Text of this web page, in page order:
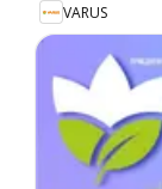
VARUS